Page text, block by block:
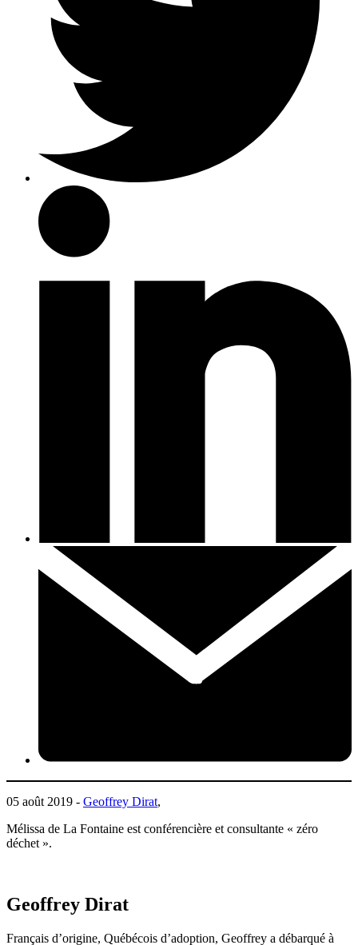
05 août 2019 - Geoffrey Dirat,
Mélissa de La Fontaine est conférencière et consultante « zéro
déchet ».
Geoffrey Dirat
Français d’origine, Québécois d’adoption, Geoffrey a débarqué à